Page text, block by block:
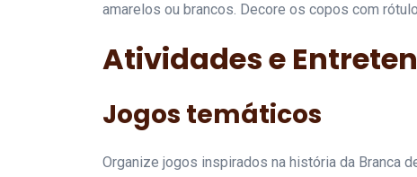
amarelos ou brancos. Decore os copos com
Atividades e
Jogos temáticos
Organize jogos inspirados na história da Branca